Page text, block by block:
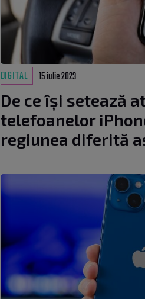
DIGITAL 15 iulie 2023
De ce își setează
telefoanelor
regiunea diferită